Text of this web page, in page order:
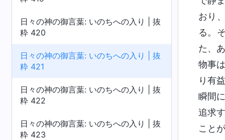
日々の神の御言葉: いのちへの入り | 抜
粋 420
日々の神の御言葉: いのちへの入り | 抜
粋 421
日々の神の御言葉: いのちへの入り | 抜
粋 422
日々の神の御言葉: いのちへの入り | 抜
粋 423
おり
る。
た、
物事
り有
瞬間
追求
こと